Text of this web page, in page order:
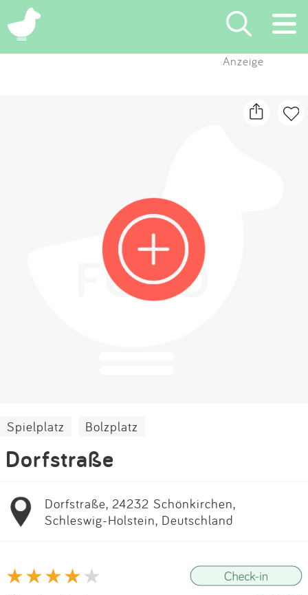
×
Blog
Partner
Kontakt
Impressum
Anzeige
Spielplatz Bolzplatz
Dorfstraße
Dorfstraße, 24232 Schönkirchen,
Schleswig-Holstein, Deutschland